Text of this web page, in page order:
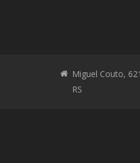
Miguel Couto,
RS